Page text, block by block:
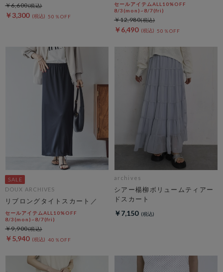
￥3,300 50％OFF
￥6,600
セールアイテムALL10%OFF
8/3(mon)~8/7(fri)
￥6,490 50％OFF
￥12,980
DOUX ARCHIVES
リブロングタイトスカート／
セールアイテムALL10%OFF
8/3(mon)~8/7(fri)
￥5,940 40％OFF
￥9,900
archives
シアー楊柳ボリュームティアー
ドスカート
￥7,150